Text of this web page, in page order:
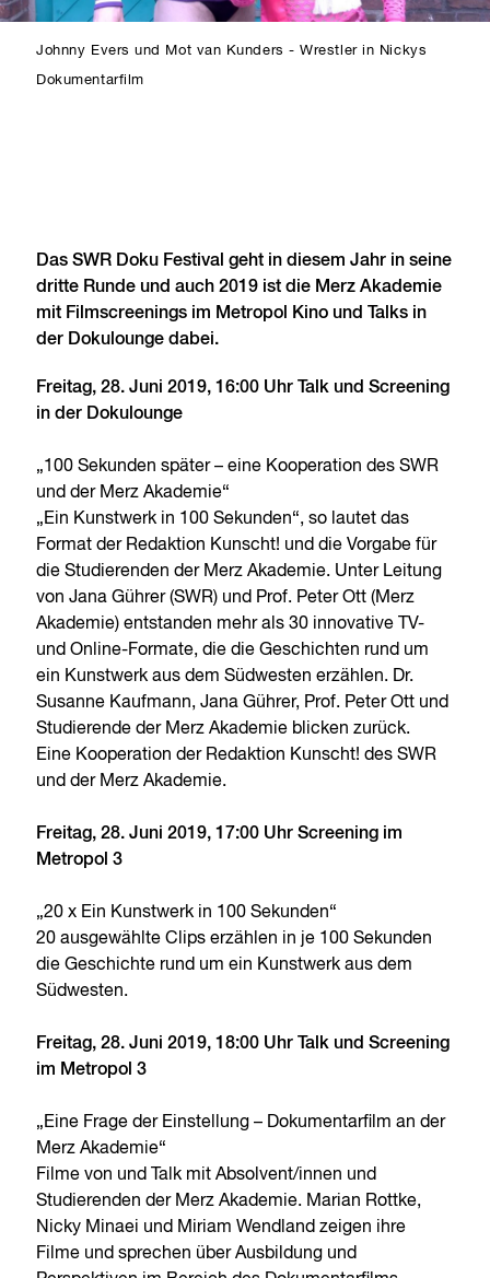
Johnny Evers und Mot van Kunders - Wrestler in Nickys
Dokumentarfilm
Das SWR Doku Festival geht in diesem Jahr in seine
dritte Runde und auch 2019 ist die Merz Akademie
mit Filmscreenings im Metropol Kino und Talks in
der Dokulounge dabei.
Freitag, 28. Juni 2019, 16:00 Uhr Talk und Screening
in der Dokulounge
„100 Sekunden später – eine Kooperation des SWR
und der Merz Akademie“
„Ein Kunstwerk in 100 Sekunden“, so lautet das
Format der Redaktion Kunscht! und die Vorgabe für
die Studierenden der Merz Akademie. Unter Leitung
von Jana Gührer (SWR) und Prof. Peter Ott (Merz
Akademie) entstanden mehr als 30 innovative TV-
und Online-Formate, die die Geschichten rund um
ein Kunstwerk aus dem Südwesten erzählen. Dr.
Susanne Kaufmann, Jana Gührer, Prof. Peter Ott und
Studierende der Merz Akademie blicken zurück.
Eine Kooperation der Redaktion Kunscht! des SWR
und der Merz Akademie.
Freitag, 28. Juni 2019, 17:00 Uhr Screening im
Metropol 3
„20 x Ein Kunstwerk in 100 Sekunden“
20 ausgewählte Clips erzählen in je 100 Sekunden
die Geschichte rund um ein Kunstwerk aus dem
Südwesten.
Freitag, 28. Juni 2019, 18:00 Uhr Talk und Screening
im Metropol 3
„Eine Frage der Einstellung – Dokumentarfilm an der
Merz Akademie“
Filme von und Talk mit Absolvent/innen und
Studierenden der Merz Akademie. Marian Rottke,
Nicky Minaei und Miriam Wendland zeigen ihre
Filme und sprechen über Ausbildung und